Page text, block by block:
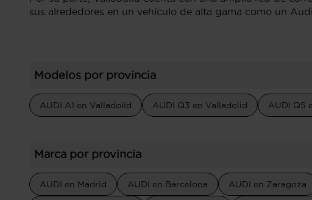
sus alrededores en un vehículo de alta gama como un Audi.
Modelos por provincia
AUDI A1 en Valladolid AUDI Q3 en Valladolid AUDI Q5
Marca por provincia
AUDI en Madrid AUDI en Barcelona AUDI en Zaragoza